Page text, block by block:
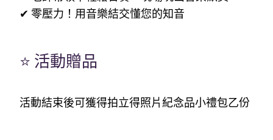
✔ 零壓力！用音樂結交懂您的知音
⭐ 活動贈品
活動結束後可獲得拍立得照片紀念品小禮包乙份